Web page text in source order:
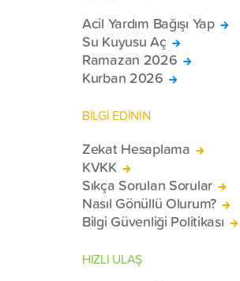
Acil Yardım Bağışı Yap
Su Kuyusu Aç
Ramazan 2026
Kurban 2026
BİLGİ EDİNİN
Zekat Hesaplama
KVKK
Sıkça Sorulan Sorular
Nasıl Gönüllü Olurum?
Bilgi Güvenliği Politikası
HIZLI ULAŞ